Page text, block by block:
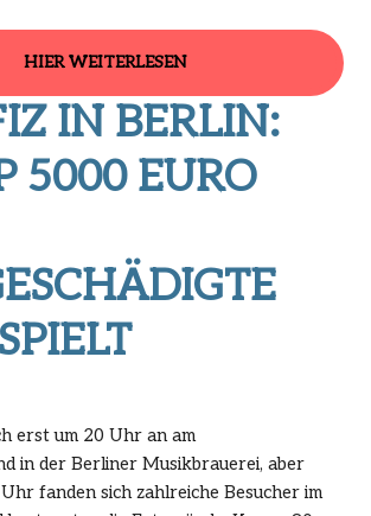
HIER WEITERLESEN
IN BERLIN:
5000 EURO
erst um 20 Uhr an am
in der Berliner Musikbrauerei, aber
fanden sich zahlreiche Besucher im